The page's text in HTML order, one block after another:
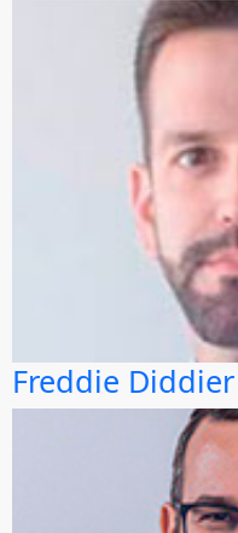
Freddie Diddier